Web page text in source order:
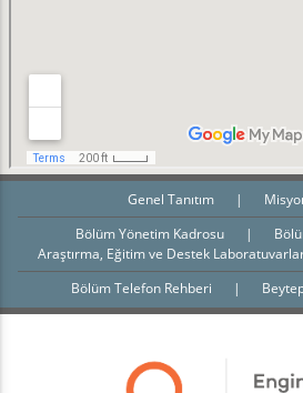
Genel Tanıtım |
Bölüm Yönetim Kadrosu
|
Araştırma, Eğitim ve Destek
Bölüm Telefon Rehberi
|